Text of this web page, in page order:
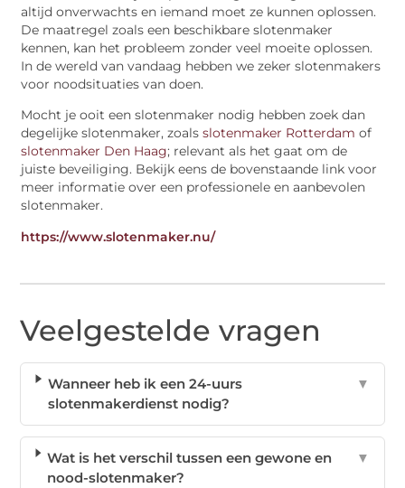
altijd onverwachts en iemand moet ze kunnen oplossen.
De maatregel zoals een beschikbare slotenmaker
kennen, kan het probleem zonder veel moeite oplossen.
In de wereld van vandaag hebben we zeker slotenmakers
voor noodsituaties van doen.
Mocht je ooit een slotenmaker nodig hebben zoek dan
degelijke slotenmaker, zoalsslotenmaker Rotterdam of
slotenmaker Den Haag; relevant als het gaat om de
juiste beveiliging. Bekijk eens de bovenstaande link voor
meer informatie over een professionele en aanbevolen
slotenmaker.
https://www.slotenmaker.nu/
Veelgestelde vragen
Wanneer heb ik een 24-uurs
slotenmakerdienst nodig?
▼
Wat is het verschil tussen een gewone en
nood-slotenmaker?
▼